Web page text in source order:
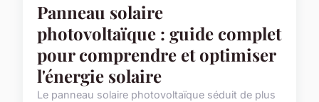
Panneau solaire
photovoltaïque : guide complet
pour comprendre et optimiser
l'énergie solaire
Le panneau solaire photovoltaïque séduit de plus